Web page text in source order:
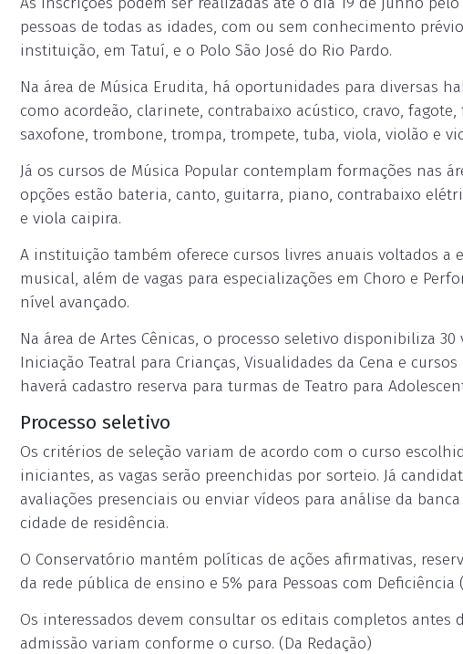
pessoas de todas as idades, com ou sem conhecimento
instituição, em Tatuí, e o Polo São José do Rio Pardo.
Na área de Música Erudita, há oportunidades para diversas
como acordeão, clarinete, contrabaixo acústico, cravo,
saxofone, trombone, trompa, trompete, tuba, viola, violão e
Já os cursos de Música Popular contemplam formações nas
opções estão bateria, canto, guitarra, piano, contrabaixo
e viola caipira.
A instituição também oferece cursos livres anuais voltados a
musical, além de vagas para especializações em Choro e
nível avançado.
Na área de Artes Cênicas, o processo seletivo disponibiliza
Iniciação Teatral para Crianças, Visualidades da Cena e
haverá cadastro reserva para turmas de Teatro para
Processo seletivo
Os critérios de seleção variam de acordo com o curso
iniciantes, as vagas serão preenchidas por sorteio. Já
avaliações presenciais ou enviar vídeos para análise da
cidade de residência.
O Conservatório mantém políticas de ações afirmativas,
da rede pública de ensino e 5% para Pessoas com Deficiência
Os interessados devem consultar os editais completos
admissão variam conforme o curso. (Da Redação)